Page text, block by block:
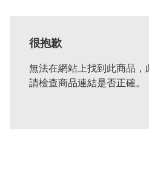
很抱歉
無法在網站上找到此商品，
請檢查商品連結是否正確。